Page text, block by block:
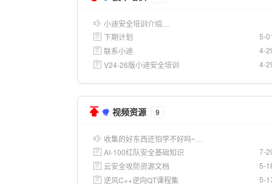
小迪安全培训介绍…
下期计划
5-
联系小迪
4-
V24-26版小迪安全培训
4-
视频资源 9
收集的好东西还怕学不好吗~…
AI-100红队安全基础知识
7-
云安全攻防资源文档
5-
逆风C++逆向QT课程集
5-